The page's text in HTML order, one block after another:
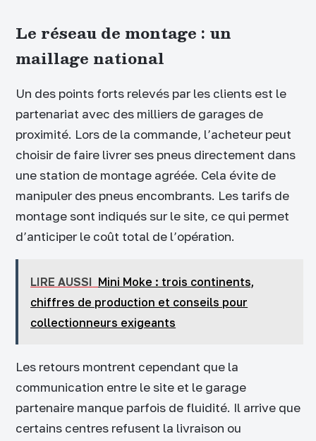
Le réseau de montage : un
maillage national
Un des points forts relevés par les clients est le
partenariat avec des milliers de garages de
proximité. Lors de la commande, l’acheteur peut
choisir de faire livrer ses pneus directement dans
une station de montage agréée. Cela évite de
manipuler des pneus encombrants. Les tarifs de
montage sont indiqués sur le site, ce qui permet
d’anticiper le coût total de l’opération.
LIRE AUSSI Mini Moke : trois continents,
chiffres de production et conseils pour
collectionneurs exigeants
Les retours montrent cependant que la
communication entre le site et le garage
partenaire manque parfois de fluidité. Il arrive que
certains centres refusent la livraison ou